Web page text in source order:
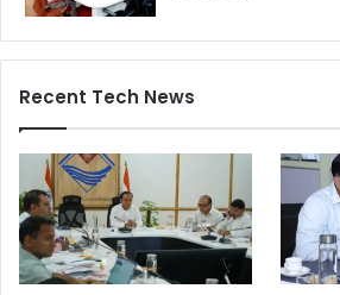
Recent Tech News